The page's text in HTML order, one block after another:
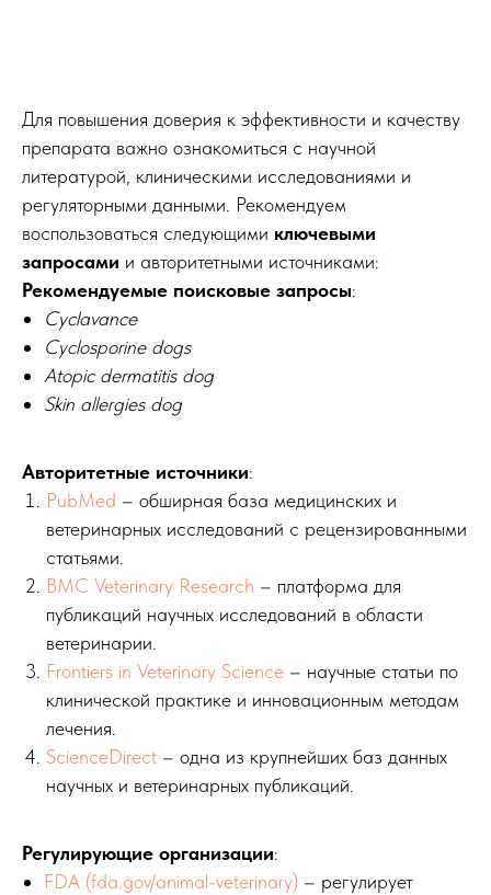
Для повышения доверия к эффективности и качеству
препарата важно ознакомиться с научной
литературой, клиническими исследованиями и
регуляторными данными. Рекомендуем
воспользоваться следующими ключевыми
запросами и авторитетными источниками:
Рекомендуемые поисковые запросы:
Cyclavance
Cyclosporine dogs
Atopic dermatitis dog
Skin allergies dog
Авторитетные источники:
PubMed – обширная база медицинских и
ветеринарных исследований с рецензированными
статьями.
BMC Veterinary Research – платформа для
публикаций научных исследований в области
ветеринарии.
Frontiers in Veterinary Science – научные статьи по
клинической практике и инновационным методам
лечения.
ScienceDirect – одна из крупнейших баз данных
научных и ветеринарных публикаций.
Регулирующие организации:
FDA (fda.gov/animal-veterinary) – регулирует